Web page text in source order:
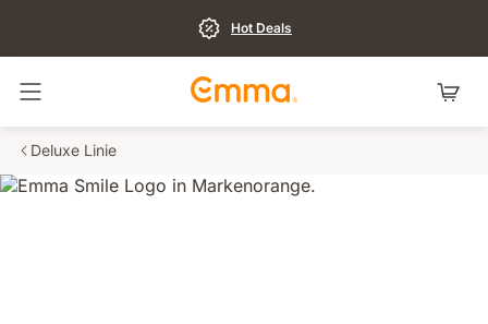
Hot Deals
Navigation umschalten
Deluxe Linie